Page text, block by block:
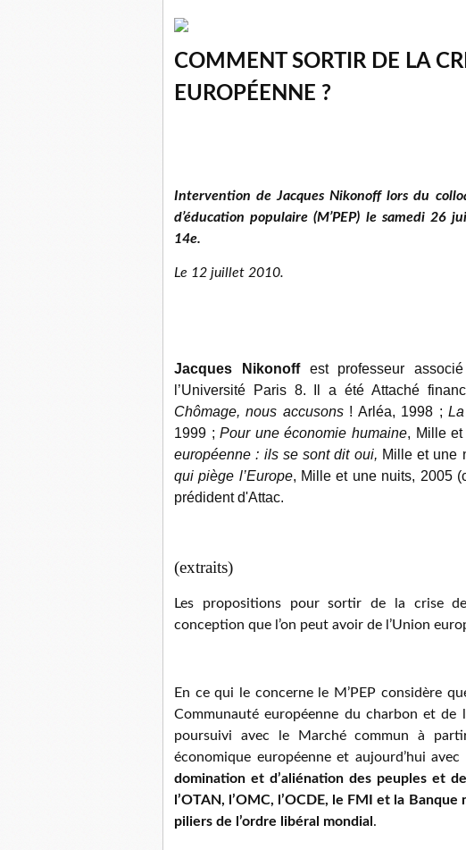
COMMENT SORTIR DE LA
EUROPÉENNE ?
Intervention de Jacques Nikonoff lors du
d’éducation populaire (M’PEP) le samedi 26
14e.
Le 12 juillet 2010.
Jacques Nikonoffest professeur associé
l’Université Paris 8. Il a été Attaché
Chômage, nous accusons! Arléa, 1998 ;
1999 ;Pour une économie humaine, Mille
européenne : ils se sont dit oui, Mille et une
qui piège l’Europe, Mille et une nuits, 2005
prédident d'Attac.
(extraits)
Les propositions pour sortir de la crise
conception que l’on peut avoir de l’Union
En ce qui le concerne le M’PEP considère
Communauté européenne du charbon et de
poursuivi avec le Marché commun à
économique européenne et aujourd’hui avec
domination et d’aliénation des peuples et
l’OTAN, l’OMC, l’OCDE, le FMI et la
piliers de l’ordre libéral mondial .